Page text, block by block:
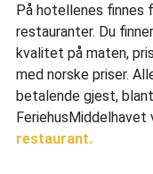
På hotellenes finnes
restauranter. Du
kvalitet på maten,
med norske priser.
betalende gjest,
FeriehusMiddelhavet
restaurant.